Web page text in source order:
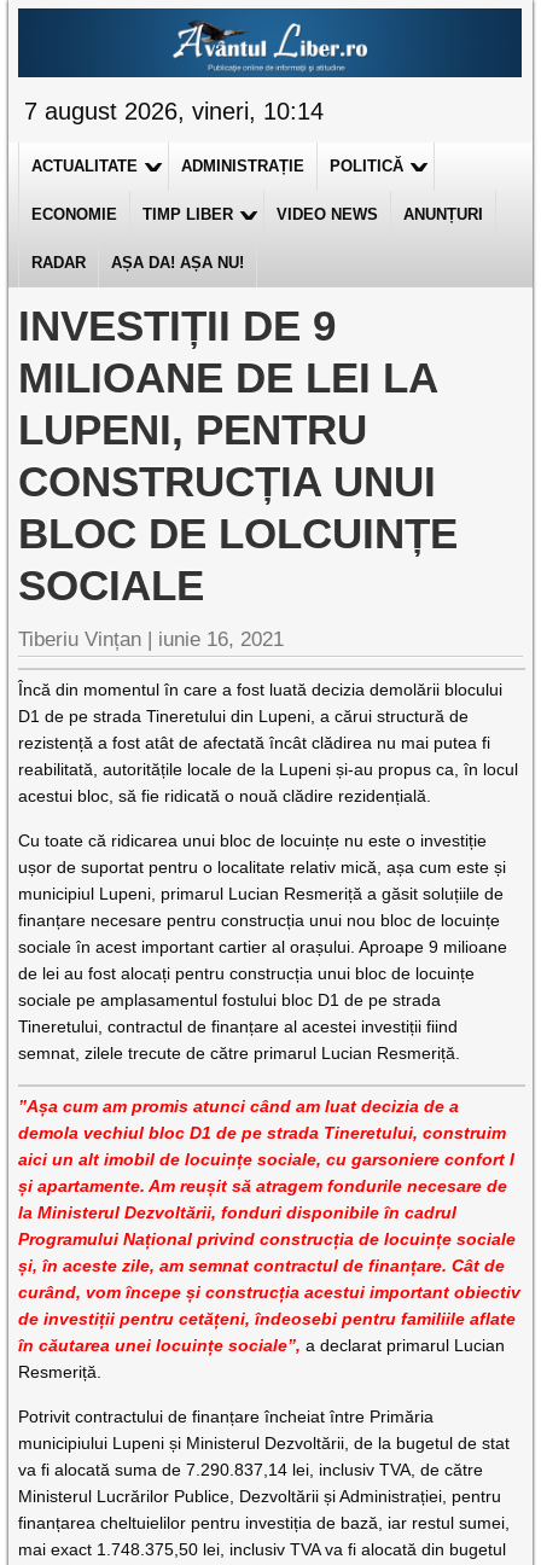
7 august 2026, vineri, 10:14
ACTUALITATE ADMINISTRAȚIE POLITICĂ
ECONOMIE TIMP LIBER VIDEO NEWS ANUNȚURI
RADAR AȘA DA! AȘA NU!
INVESTIȚII DE 9
MILIOANE DE LEI LA
LUPENI, PENTRU
CONSTRUCȚIA UNUI
BLOC DE LOLCUINȚE
SOCIALE
Tiberiu Vințan | iunie 16, 2021
Încă din momentul în care a fost luată decizia demolării blocului
D1 de pe strada Tineretului din Lupeni, a cărui structură de
rezistență a fost atât de afectată încât clădirea nu mai putea fi
reabilitată, autoritățile locale de la Lupeni și-au propus ca, în locul
acestui bloc, să fie ridicată o nouă clădire rezidențială.
Cu toate că ridicarea unui bloc de locuințe nu este o investiție
ușor de suportat pentru o localitate relativ mică, așa cum este și
municipiul Lupeni, primarul Lucian Resmeriță a găsit soluțiile de
finanțare necesare pentru construcția unui nou bloc de locuințe
sociale în acest important cartier al orașului. Aproape 9 milioane
de lei au fost alocați pentru construcția unui bloc de locuințe
sociale pe amplasamentul fostului bloc D1 de pe strada
Tineretului, contractul de finanțare al acestei investiții fiind
semnat, zilele trecute de către primarul Lucian Resmeriță.
”Așa cum am promis atunci când am luat decizia de a
demola vechiul bloc D1 de pe strada Tineretului, construim
aici un alt imobil de locuințe sociale, cu garsoniere confort I
și apartamente. Am reușit să atragem fondurile necesare de
la Ministerul Dezvoltării, fonduri disponibile în cadrul
Programului Național privind construcția de locuințe sociale
și, în aceste zile, am semnat contractul de finanțare. Cât de
curând, vom începe și construcția acestui important obiectiv
de investiții pentru cetățeni, îndeosebi pentru familiile aflate
în căutarea unei locuințe sociale”, a declarat primarul Lucian
Resmeriță.
Potrivit contractului de finanțare încheiat între Primăria
municipiului Lupeni și Ministerul Dezvoltării, de la bugetul de stat
va fi alocată suma de 7.290.837,14 lei, inclusiv TVA, de către
Ministerul Lucrărilor Publice, Dezvoltării și Administrației, pentru
finanțarea cheltuielilor pentru investiția de bază, iar restul sumei,
mai exact 1.748.375,50 lei, inclusiv TVA va fi alocată din bugetul